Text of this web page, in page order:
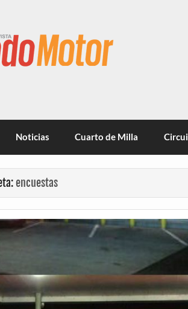
Motor |
Noticias Cuarto de Milla
encuestas